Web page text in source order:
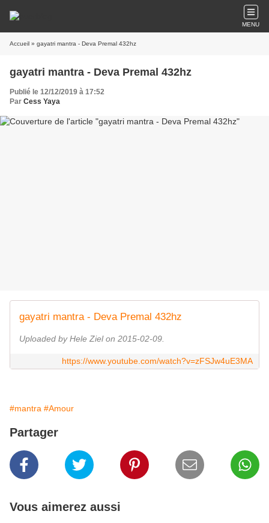
MENU
Accueil » gayatri mantra - Deva Premal 432hz
gayatri mantra - Deva Premal 432hz
Publié le 12/12/2019 à 17:52
Par Cess Yaya
gayatri mantra - Deva Premal 432hz
Uploaded by Hele Ziel on 2015-02-09.
https://www.youtube.com/watch?v=zFSJw4uE3MA
#mantra #Amour
Partager
Vous aimerez aussi